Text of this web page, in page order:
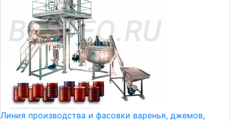
Линия производства и фасовки варенья, джемов,